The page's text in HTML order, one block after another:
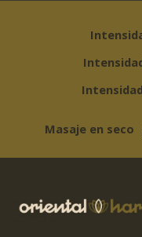
Masaje en seco